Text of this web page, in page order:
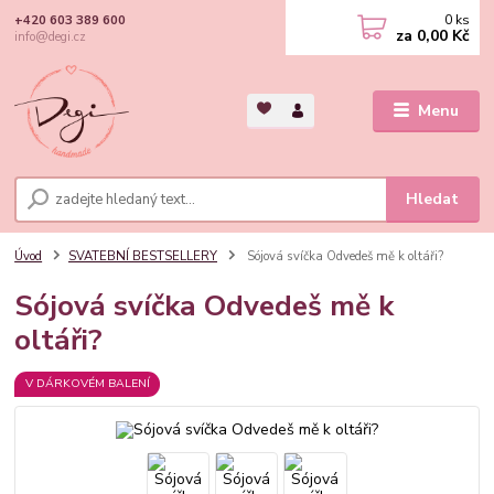
Menu
Hledat
+420 603 389 600
info@degi.cz
0 ks
za 0,00 Kč
Úvod SVATEBNÍ BESTSELLERY Sójová svíčka Odvedeš mě k oltáři?
Sójová svíčka Odvedeš mě k
oltáři?
V DÁRKOVÉM BALENÍ